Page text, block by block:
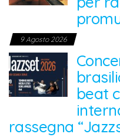
9 Agosto 2026
beat
rassegna